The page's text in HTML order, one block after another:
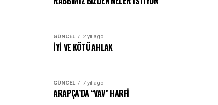
GÜNCEL 2 yıl ago
İYİ VE KÖTÜ AHLAK
GÜNCEL 7 yıl ago
ARAPÇA’DA “VAV” HARFİ